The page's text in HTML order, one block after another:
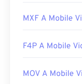
MXF A Mobile
F4P A Mobile
MOV A Mobile